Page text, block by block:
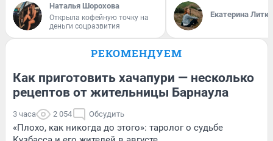
Наталья Шорохова
Открыла кофейную точку на
деньги соцразвития
Екатерина
РЕКОМЕНДУЕМ
Как приготовить хачапури — несколько
рецептов от жительницы Барнаула
3 часа 2 054 Обсудить
«Плохо, как никогда до этого»: таролог о судьбе